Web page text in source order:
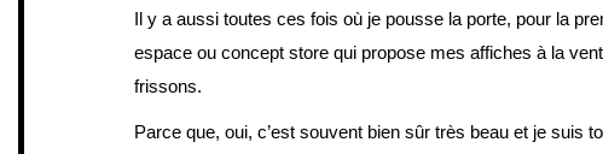
Il y a aussi toutes ces fois où je pousse la porte, pour la
espace ou concept store qui propose mes affiches à la
frissons.
Parce que, oui, c’est souvent bien sûr très beau et je suis